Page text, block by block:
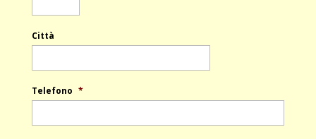
Città
Telefono *